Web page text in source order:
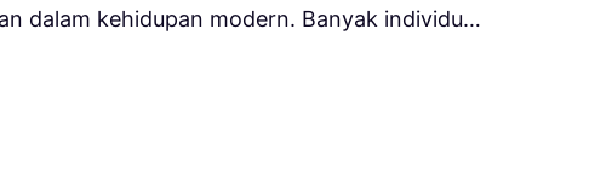
dalam kehidupan modern. Banyak individu…